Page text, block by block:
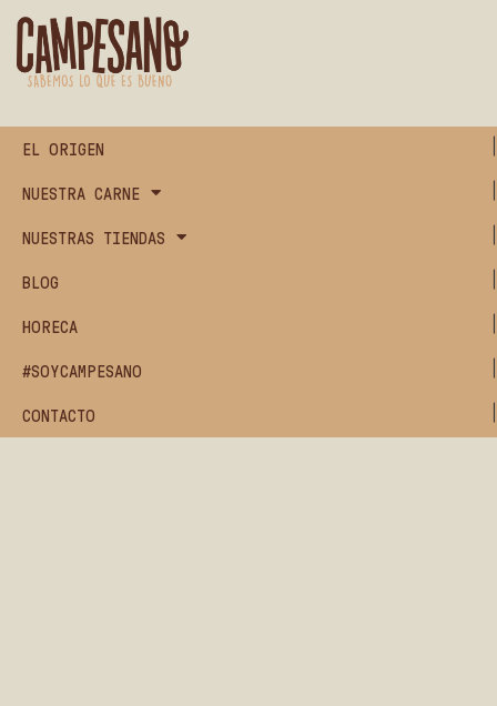
EL ORIGEN
NUESTRA CARNE
NUESTRAS TIENDAS
BLOG
HORECA
#SOYCAMPESANO
CONTACTO